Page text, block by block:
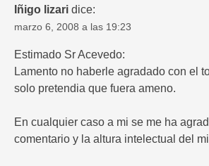
Iñigo lizari dice:
marzo 6, 2008 a las 19:23
Estimado Sr Acevedo:
Lamento no haberle agradado con el
solo pretendia que fuera ameno.
En cualquier caso a mi se me ha
comentario y la altura intelectual del